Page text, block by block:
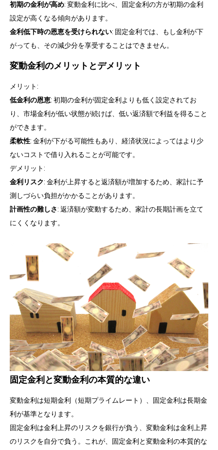
初期の金利が高め: 変動金利に比べ、固定金利の方が初期の金利
設定が高くなる傾向があります。
金利低下時の恩恵を受けられない: 固定金利では、もし金利が下
がっても、その減少分を享受することはできません。
変動金利のメリットとデメリット
メリット:
低金利の恩恵: 初期の金利が固定金利よりも低く設定されてお
り、市場金利が低い状態が続けば、低い返済額で利益を得ること
ができます。
柔軟性: 金利が下がる可能性もあり、経済状況によってはより少
ないコストで借り入れることが可能です。
デメリット:
金利リスク: 金利が上昇すると返済額が増加するため、家計に予
測しづらい負担がかかることがあります。
計画性の難しさ: 返済額が変動するため、家計の長期計画を立て
にくくなります。
固定金利と変動金利の本質的な違い
変動金利は短期金利（短期プライムレート）、固定金利は長期金
利が基準となります。
固定金利は金利上昇のリスクを銀行が負う、変動金利は金利上昇
のリスクを自分で負う。これが、固定金利と変動金利の本質的な